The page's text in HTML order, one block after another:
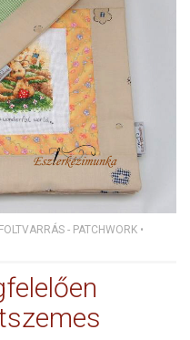
FOLTVARRÁS - PATCHWORK •